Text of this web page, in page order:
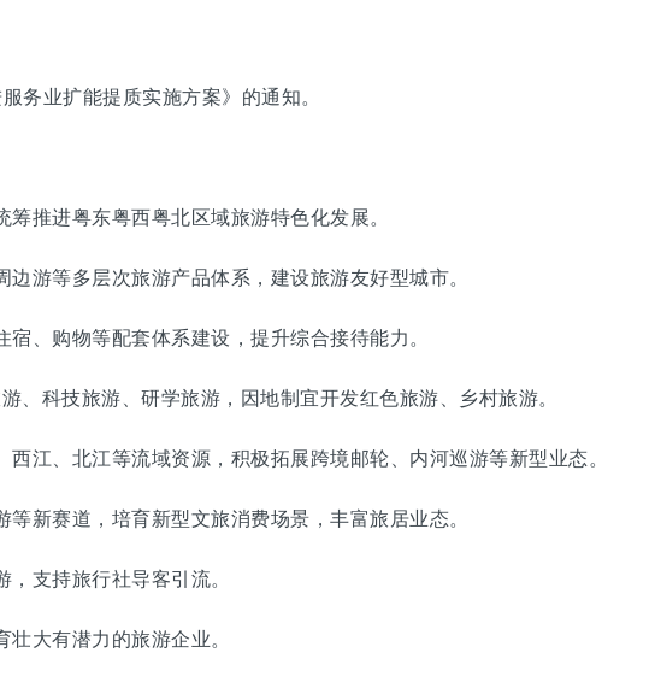
务业扩能提质实施方案》的通知。
推进粤东粤西粤北区域旅游特色化发展。
等多层次旅游产品体系，建设旅游友好型城市。
购物等配套体系建设，提升综合接待能力。
科技旅游、研学旅游，因地制宜开发红色旅游、乡村旅游。
、北江等流域资源，积极拓展跨境邮轮、内河巡游等新型业态。
赛道，培育新型文旅消费场景，丰富旅居业态。
支持旅行社导客引流。
大有潜力的旅游企业。